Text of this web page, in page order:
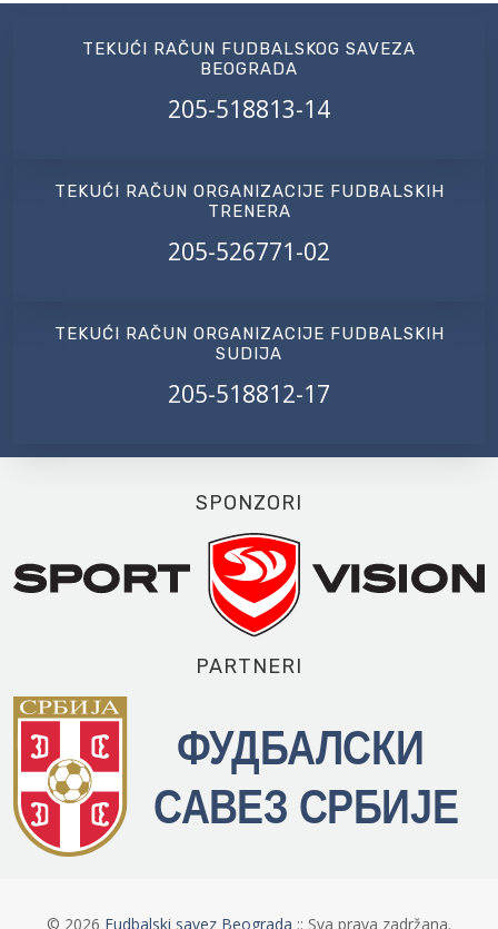
TEKUĆI RAČUN FUDBALSKOG SAVEZA
BEOGRADA
205-518813-14
TEKUĆI RAČUN ORGANIZACIJE FUDBALSKIH
TRENERA
205-526771-02
TEKUĆI RAČUN ORGANIZACIJE FUDBALSKIH
SUDIJA
205-518812-17
SPONZORI
PARTNERI
© 2026 Fudbalski savez Beograda :: Sva prava zadržana.